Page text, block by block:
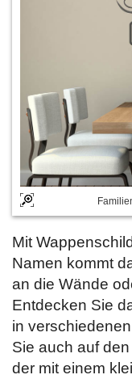
Mit
Namen kommt
an die Wände
Entdecken Sie
in
Sie auch auf
der mit einem